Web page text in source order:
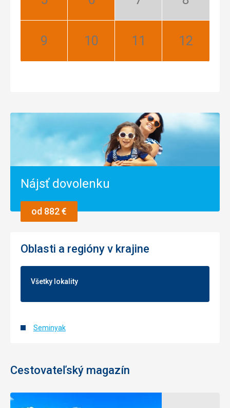
Máj:
Jún:
Júl:
August:
September:
Október:
November:
December:
Nájsť dovolenku
od 882 €
Oblasti a regióny v krajine
Všetky lokality
Seminyak
Cestovateľský magazín